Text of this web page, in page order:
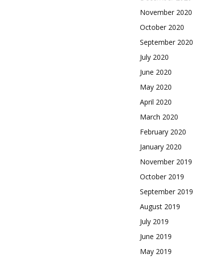
November 2020
October 2020
September 2020
July 2020
June 2020
May 2020
April 2020
March 2020
February 2020
January 2020
November 2019
October 2019
September 2019
August 2019
July 2019
June 2019
May 2019